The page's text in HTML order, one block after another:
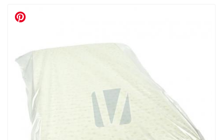
Papier en karton
Verhuismaterialen
Duurzame verpakkingen
Bedrukte verpakkingen